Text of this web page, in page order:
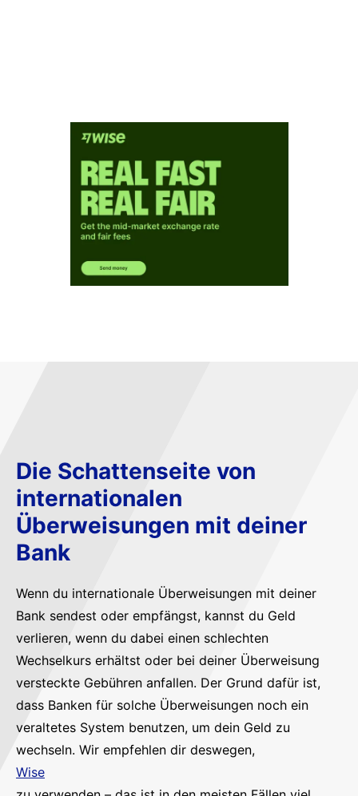
Die Schattenseite von
internationalen
Überweisungen mit deiner
Bank
Wenn du internationale Überweisungen mit deiner
Bank sendest oder empfängst, kannst du Geld
verlieren, wenn du dabei einen schlechten
Wechselkurs erhältst oder bei deiner Überweisung
versteckte Gebühren anfallen. Der Grund dafür ist,
dass Banken für solche Überweisungen noch ein
veraltetes System benutzen, um dein Geld zu
wechseln. Wir empfehlen dir deswegen,
Wise